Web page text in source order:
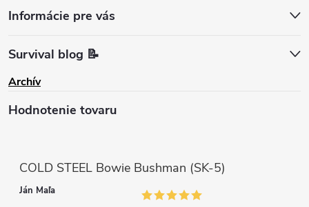
Informácie pre vás
Survival blog 📝
Archív
Hodnotenie tovaru
COLD STEEL Bowie Bushman (SK-5)
Ján Maľa